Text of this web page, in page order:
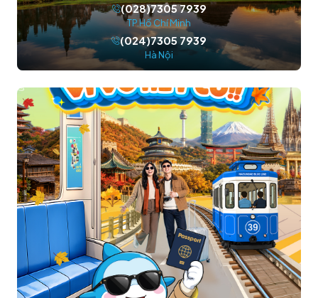
(028)7305 7939
TP.Hồ Chí Minh
(024)7305 7939
Hà Nội